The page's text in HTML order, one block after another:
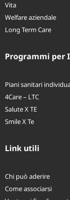
IPM
Vita
Welfare aziendale
Piani sanitari individuali
4Care – LTC
Salute X TE
Chi può aderire